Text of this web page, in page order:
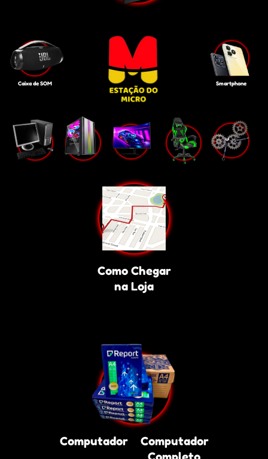
Caixa de SOM Smartphone
Como Chegar
na Loja
Computador
Computador